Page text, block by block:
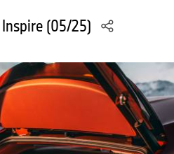
(05/25)